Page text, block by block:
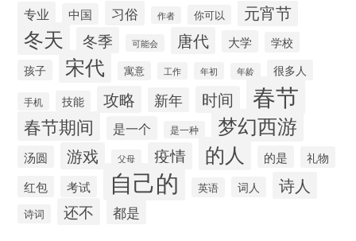
专业 中国 习俗 作者 你可以 元宵节
冬天 冬季 可能会 唐代 大学
学校
孩子
宋代 寓意 工作 年初 年龄 很多人
手机 技能 攻略 新年 时间 春节
春节期间 是一个 是一种 梦幻西游
汤圆 游戏 父母 疫情 的人 的是
礼物
红包
考试 自己的 英语 词人 诗人
诗词 还不 都是